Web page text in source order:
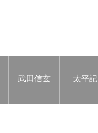
武田信玄 太平記